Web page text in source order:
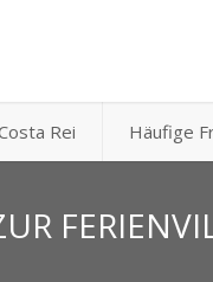
Rei Häufige